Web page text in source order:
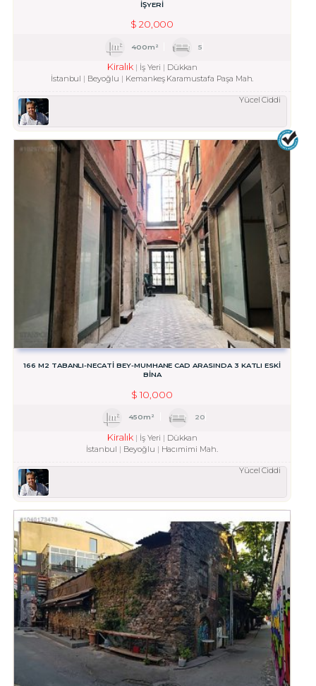
İŞYERİ
$ 20,000
400m² 5
Kiralık İş Yeri
Dükkan
İstanbul
Beyoğlu Kemankeş Karamustafa Paşa Mah.
Yücel Ciddi
166 M2 TABANLI-NECATİ BEY-MUMHANE CAD ARASINDA 3 KATLI ESKİ
BİNA
$ 10,000
450m² 20
Kiralık İş Yeri
Dükkan
İstanbul
Beyoğlu Hacımimi Mah.
Yücel Ciddi